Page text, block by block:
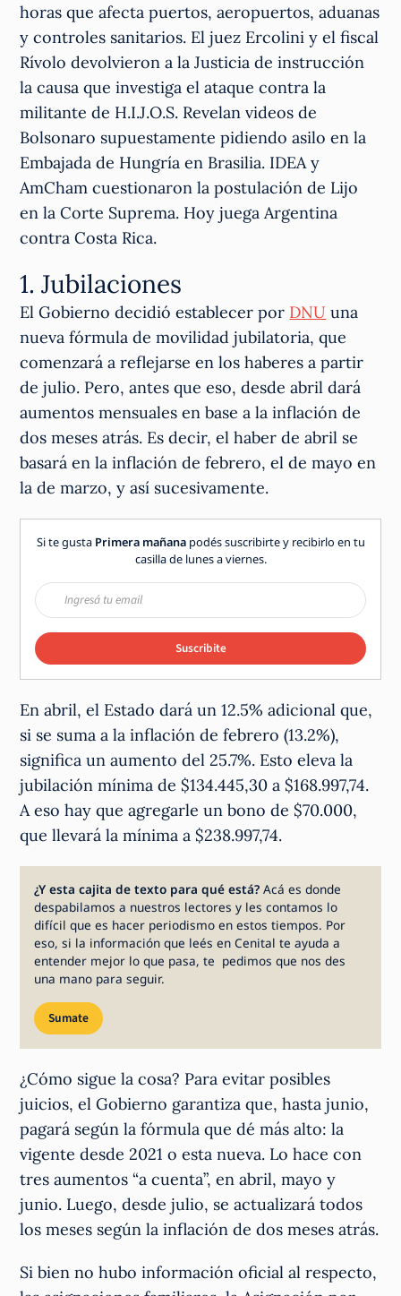
horas que afecta puertos, aeropuertos, aduanas
y controles sanitarios. El juez Ercolini y el fiscal
Rívolo devolvieron a la Justicia de instrucción
la causa que investiga el ataque contra la
militante de H.I.J.O.S. Revelan videos de
Bolsonaro supuestamente pidiendo asilo en la
Embajada de Hungría en Brasilia. IDEA y
AmCham cuestionaron la postulación de Lijo
en la Corte Suprema. Hoy juega Argentina
contra Costa Rica.
1. Jubilaciones
El Gobierno decidió establecer por DNU una
nueva fórmula de movilidad jubilatoria, que
comenzará a reflejarse en los haberes a partir
de julio. Pero, antes que eso, desde abril dará
aumentos mensuales en base a la inflación de
dos meses atrás. Es decir, el haber de abril se
basará en la inflación de febrero, el de mayo en
la de marzo, y así sucesivamente.
Si te gusta Primera mañanapodés suscribirte y recibirlo en tu
casilla de lunes a viernes.
Suscribite
En abril, el Estado dará un 12.5% adicional que,
si se suma a la inflación de febrero (13.2%),
significa un aumento del 25.7%. Esto eleva la
jubilación mínima de $134.445,30 a $168.997,74.
A eso hay que agregarle un bono de $70.000,
que llevará la mínima a $238.997,74.
¿Y esta cajita de texto para qué está?Acá es donde
despabilamos a nuestros lectores y les contamos lo
difícil que es hacer periodismo en estos tiempos. Por
eso, si la información que leés en Cenital te ayuda a
entender mejor lo que pasa, te pedimos que nos des
una mano para seguir.
Sumate
¿Cómo sigue la cosa? Para evitar posibles
juicios, el Gobierno garantiza que, hasta junio,
pagará según la fórmula que dé más alto: la
vigente desde 2021 o esta nueva. Lo hace con
tres aumentos “a cuenta”, en abril, mayo y
junio. Luego, desde julio, se actualizará todos
los meses según la inflación de dos meses atrás.
Si bien no hubo información oficial al respecto,